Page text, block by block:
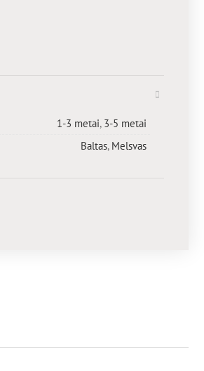
1-3 metai, 3-5 metai
Baltas, Melsvas